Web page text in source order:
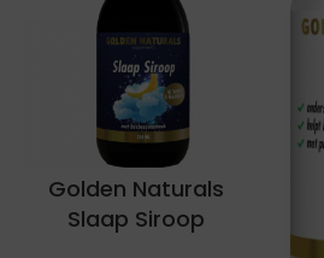
Golden Naturals
Slaap Siroop